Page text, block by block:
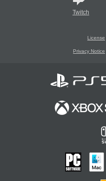
Twitch
License
Privacy Notice